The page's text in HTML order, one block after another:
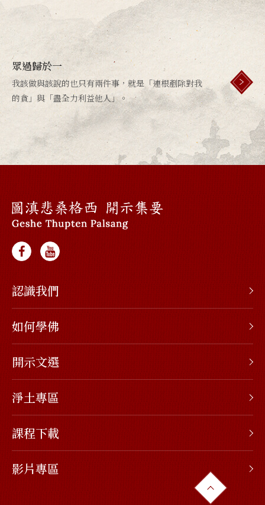
眾過歸於一
我該做與該說的也只有兩件事，就是「連根剷除對我
的貪」與「盡全力利益他人」。
認識我們
如何學佛
開示文選
淨土專區
課程下載
影片專區